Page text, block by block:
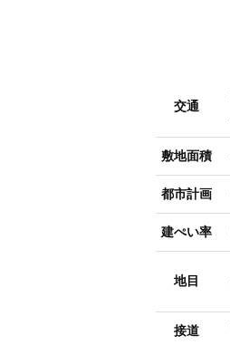
交通
敷地面積
都市計画
建ぺい率
地目
接道